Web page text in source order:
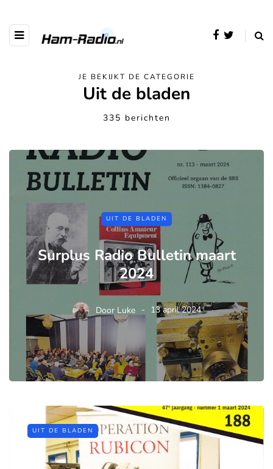
JE BEKIJKT DE CATEGORIE
Uit de bladen
335 berichten
UIT DE BLADEN
Surplus Radio Bulletin maart
2024
Door Luke 13 april 2024
UIT DE BLADEN